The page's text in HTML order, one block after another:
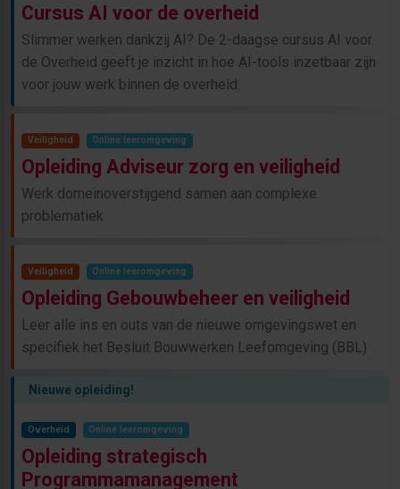
Cursus AI voor de overheid
Slimmer werken dankzij AI? De 2-daagse cursus AI voor
de Overheid geeft je inzicht in hoe AI-tools inzetbaar zijn
voor jouw werk binnen de overheid.
Veiligheid Online leeromgeving
Opleiding Adviseur zorg en veiligheid
Werk domeinoverstijgend samen aan complexe
problematiek
Veiligheid Online leeromgeving
Opleiding Gebouwbeheer en veiligheid
Leer alle ins en outs van de nieuwe omgevingswet en
specifiek het Besluit Bouwwerken Leefomgeving (BBL)
Nieuwe opleiding!
Overheid Online leeromgeving
Opleiding strategisch
Programmamanagement